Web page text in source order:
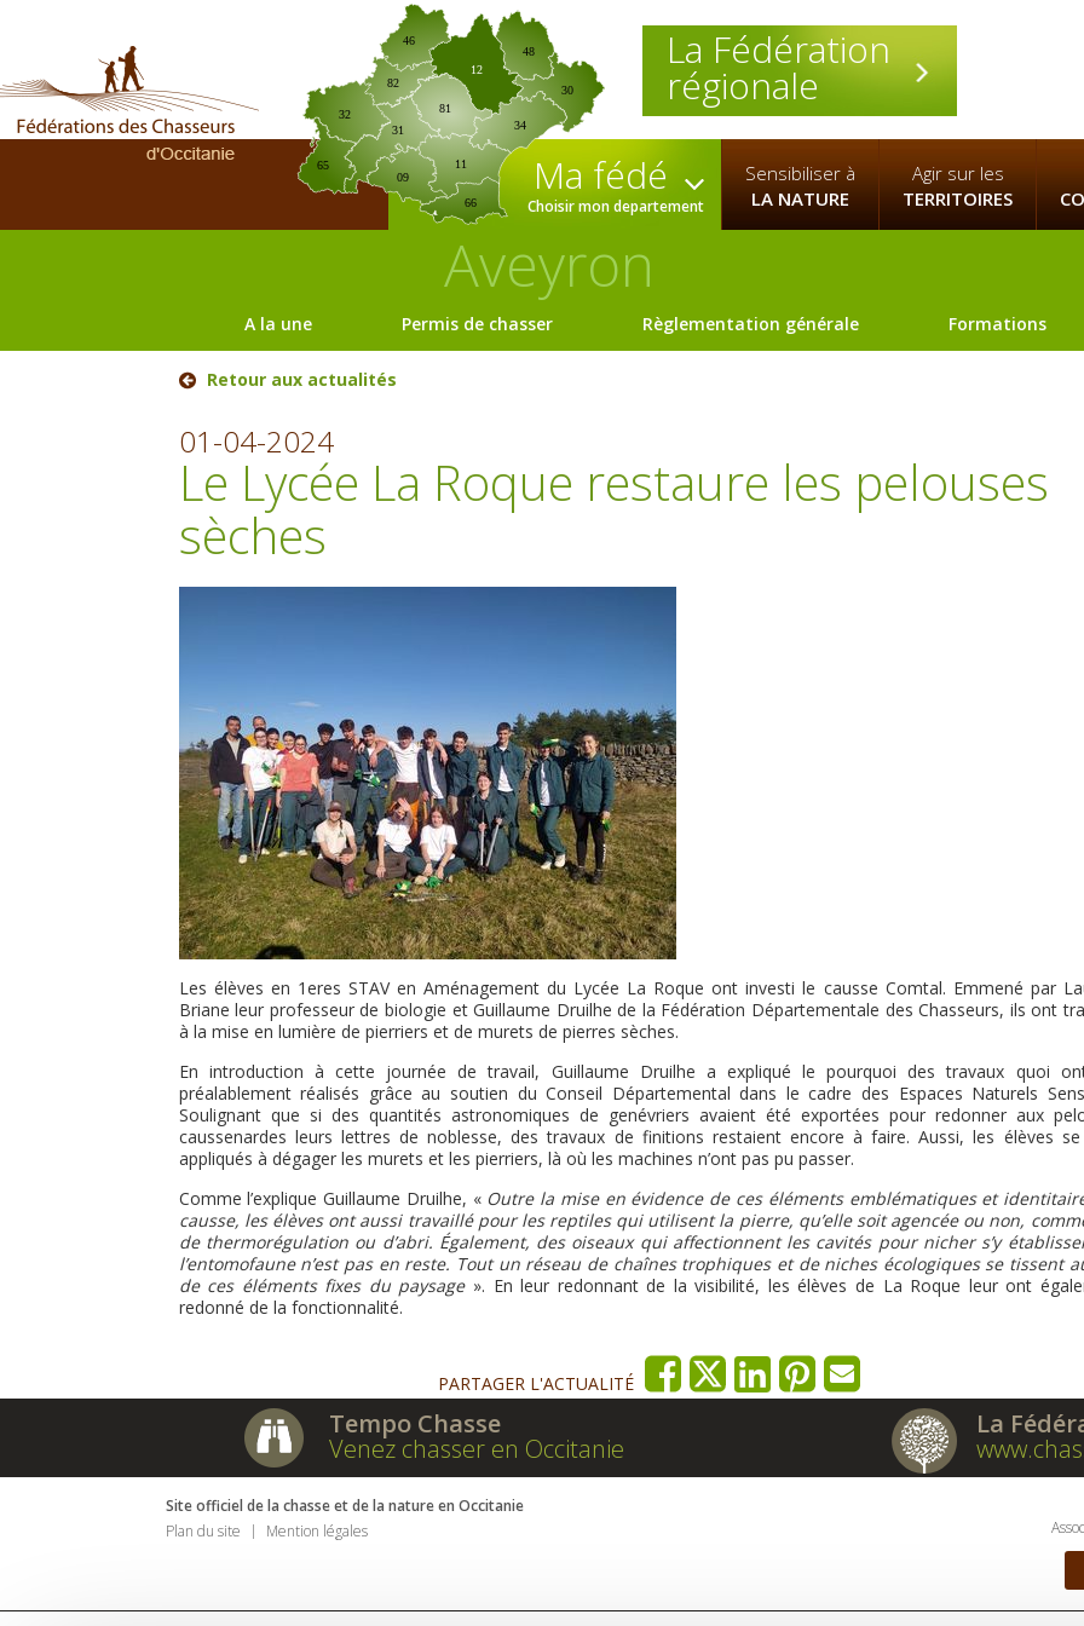
La Fédération
régionale
09
12
30
31
32
34
46
65
66
81
82
11
48
Ma fédé
Choisir mon departement
Sensibiliser à
LA NATURE
Agir sur les
TERRITOIRES
Aveyron
A la une Permis de chasser Règlementation générale Formations
Retour aux actualités
01-04-2024
Le Lycée La Roque restaure les pelouses
sèches
Les élèves en 1eres STAV en Aménagement du Lycée La Roque ont investi le causse Comtal. Emmené par
Briane leur professeur de biologie et Guillaume Druilhe de la Fédération Départementale des Chasseurs, ils ont
à la mise en lumière de pierriers et de murets de pierres sèches.
En introduction à cette journée de travail, Guillaume Druilhe a expliqué le pourquoi des travaux quoi
préalablement réalisés grâce au soutien du Conseil Départemental dans le cadre des Espaces Naturels
Soulignant que si des quantités astronomiques de genévriers avaient été exportées pour redonner aux
caussenardes leurs lettres de noblesse, des travaux de finitions restaient encore à faire. Aussi, les élèves
appliqués à dégager les murets et les pierriers, là où les machines n’ont pas pu passer.
Comme l’explique Guillaume Druilhe, « Outre la mise en évidence de ces éléments emblématiques et
causse, les élèves ont aussi travaillé pour les reptiles qui utilisent la pierre, qu’elle soit agencée ou non,
de thermorégulation ou d’abri. Également, des oiseaux qui affectionnent les cavités pour nicher s’y
l’entomofaune n’est pas en reste. Tout un réseau de chaînes trophiques et de niches écologiques se tissent
de ces éléments fixes du paysage». En leur redonnant de la visibilité, les élèves de La Roque leur ont
redonné de la fonctionnalité.
PARTAGER L'ACTUALITÉ
Tempo Chasse
Venez chasser en Occitanie
La
Site officiel de la chasse et de la nature en Occitanie
Plan du site
Mention légales